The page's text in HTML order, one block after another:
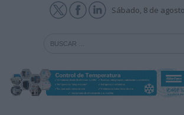
Sábado, 8 de